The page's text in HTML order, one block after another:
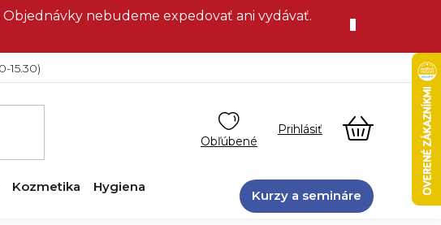
Objednávky nebudeme expedovať ani vydávať.
NÁKUPNÝ
KOŠÍK
Kozmetika
Hygiena
Kurzy a semináre